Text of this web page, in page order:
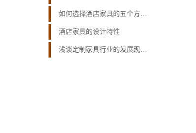
如何选择酒店家具的五个方面考虑？
酒店家具的设计特性
浅谈定制家具行业的发展现状及其变化